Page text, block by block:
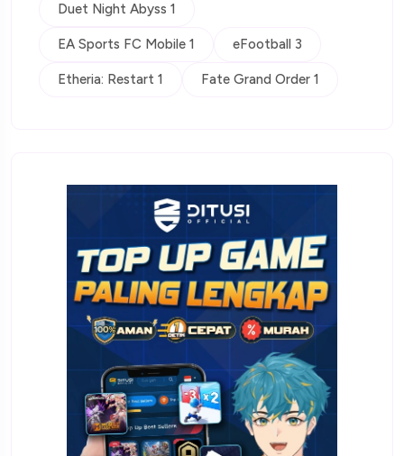
Duet Night Abyss 1
EA Sports FC Mobile 1 eFootball 3
Etheria: Restart 1 Fate Grand Order 1